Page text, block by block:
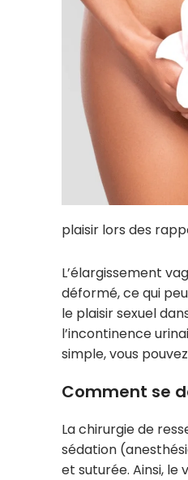
plaisir lors des
L’élargissement
déformé, ce qui
le plaisir sexuel
l’incontinence
simple, vous
Comment se
La chirurgie de
sédation
et suturée. Ainsi, le